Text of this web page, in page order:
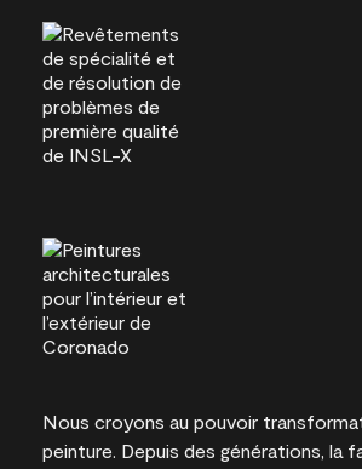
Nous croyons au pouvoir
peinture. Depuis des générations, la